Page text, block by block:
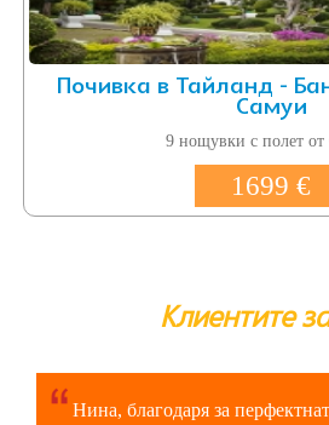
Почивка в Тайланд -
Самуи
9 нощувки с полет
1699 €
Клиентите
Нина, благодаря за